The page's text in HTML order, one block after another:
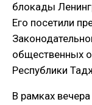
блокады
Его посетили
общественных
Республики
В рамках